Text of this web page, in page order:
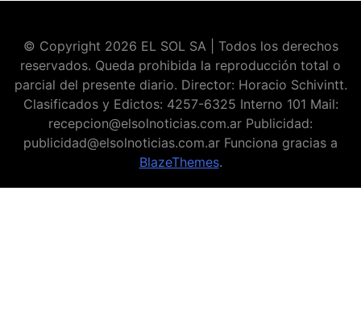
© Copyright 2026 EL SOL SA | Todos los derechos
reservados. Queda prohibida la reproducción total o
parcial del presente diario. Director: Horacio Schivintt.
Clasificados y Edictos: 4257-6325 Interno 101 Mail:
recepcion@elsolnoticias.com.ar Publicidad:
publicidad@elsolnoticias.com.ar Funciona gracias a
BlazeThemes.